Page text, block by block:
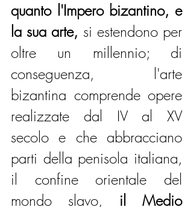
quanto l'Impero bizantino, e
la sua arte, si estendono per
oltre un millennio; di
conseguenza, l'arte
bizantina comprende opere
realizzate dal IV al XV
secolo e che abbracciano
parti della penisola italiana,
il confine orientale del
mondo slavo, il Medio